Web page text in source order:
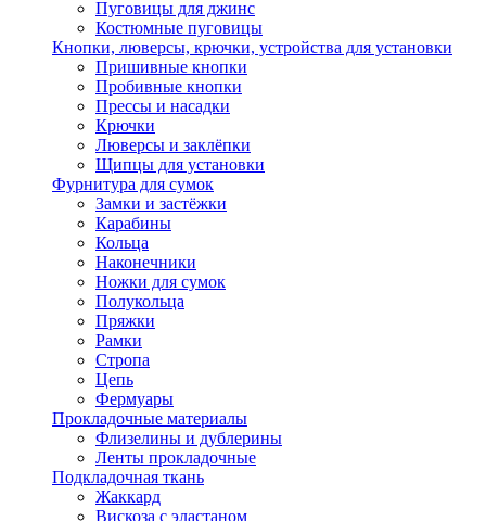
Пуговицы для джинс
Костюмные пуговицы
Кнопки, люверсы, крючки, устройства для установки
Пришивные кнопки
Пробивные кнопки
Прессы и насадки
Крючки
Люверсы и заклёпки
Щипцы для установки
Фурнитура для сумок
Замки и застёжки
Карабины
Кольца
Наконечники
Ножки для сумок
Полукольца
Пряжки
Рамки
Стропа
Цепь
Фермуары
Прокладочные материалы
Флизелины и дублерины
Ленты прокладочные
Подкладочная ткань
Жаккард
Вискоза с эластаном